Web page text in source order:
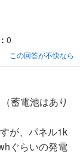
0
この回答が不快なら
蓄電池はあり
が、パネル1k
ぐらいの発電